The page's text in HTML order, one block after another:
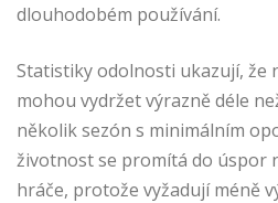
dlouhodobém používání.
Statistiky odolnosti ukazují, že
mohou vydržet výrazně déle
několik sezón s minimálním
životnost se promítá do úspor
hráče, protože vyžadují méně